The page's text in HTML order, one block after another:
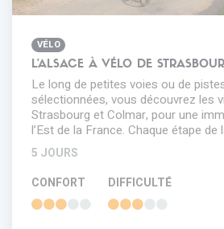
VÉLO
L'ALSACE À VÉLO DE
Le long de petites voies ou de
sélectionnées, vous découvrez les
Strasbourg et Colmar, pour une
l’Est de la France. Chaque étape
5 JOURS
CONFORT
DIFFICULTÉ